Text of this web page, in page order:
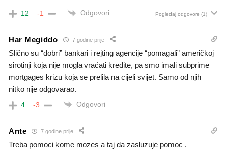
12 -1 Odgovori Pogledaj odgovore (1)
Har Megiddo 7 godine prije
Slično su “dobri” bankari i rejting agencije “pomagali” američkoj
sirotinji koja nije mogla vraćati kredite, pa smo imali subprime
mortgages krizu koja se prelila na cijeli svijet. Samo od njih
nitko nije odgovarao.
4 -3 Odgovori
Ante 7 godine prije
Treba pomoci kome mozes a taj da zasluzuje pomoc .